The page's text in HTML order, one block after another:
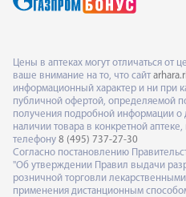
Цены в аптеках могут отличаться от
ваше внимание на то, что сайт
информационный характер и ни при
публичной офертой, определяемой
получения подробной информации о
наличии товара в конкретной
телефону 8 (495) 737-27-30
Согласно постановлению
"Об утверждении Правил выдачи
розничной торговли
применения дистанционным